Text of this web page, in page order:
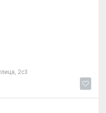
2с3